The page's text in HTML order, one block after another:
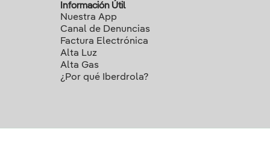
Información Útil
Nuestra App
Canal de Denuncias
Factura Electrónica
Alta Luz
Alta Gas
¿Por qué Iberdrola?